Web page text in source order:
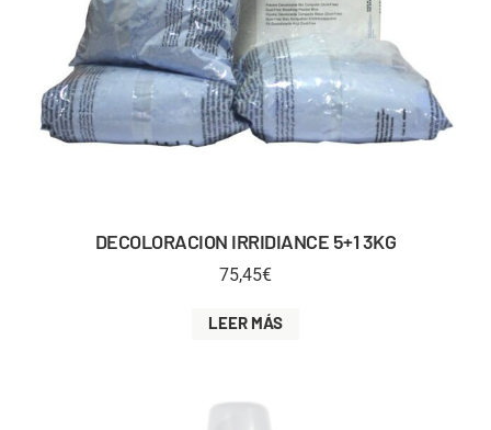
DECOLORACION IRRIDIANCE 5+1 3KG
75,45€
LEER MÁS